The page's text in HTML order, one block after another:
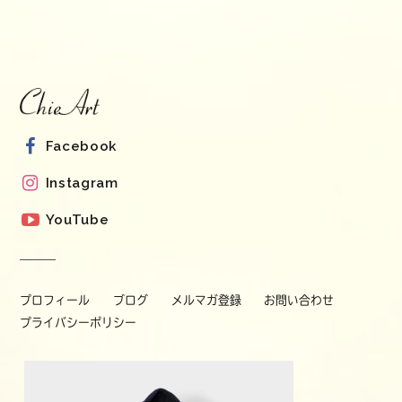
Facebook
Instagram
YouTube
プロフィール ブログ メルマガ登録
お問い合わせ
プライバシーポリシー